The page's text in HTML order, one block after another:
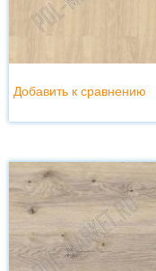
Добавить к сравнению